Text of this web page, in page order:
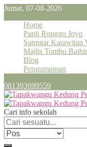
Jumat, 07-08-2026
Home
Panji Ronggo Joyo
Sanggar Karawitan
Majlis Tombo
Blog
Pengumuman
081393699559
Cari info sekolah